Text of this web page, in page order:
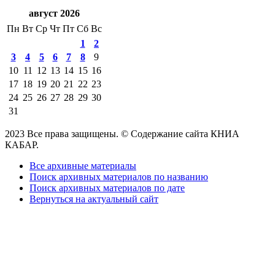
август 2026
Пн Вт Ср Чт Пт Сб Вс
1
2
3
4 5 6 7 8
9
10 11 12 13 14 15 16
17 18 19 20 21 22 23
24 25 26 27 28 29 30
31
2023 Все права защищены. © Содержание сайта КНИА
КАБАР.
Все архивные материалы
Поиск архивных материалов по названию
Поиск архивных материалов по дате
Вернуться на актуальный сайт